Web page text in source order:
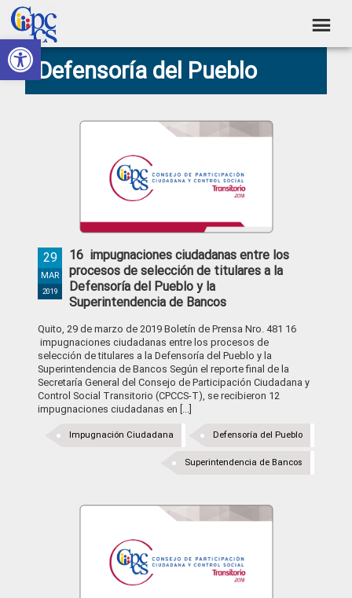
Abrir barra de herramientas
Skip
to
primary
navigation
Skip
to
main
content
Skip
to
primary
sidebar
Skip
to
footer
Consejo
de
Ciudadana
Construyendo
Poder
Ciudadano
Defensoría del Pueblo
16 impugnaciones ciudadanas entre los
procesos de selección de titulares a la
Defensoría del Pueblo y la
Superintendencia de Bancos
29
MAR
2019
Quito, 29 de marzo de 2019 Boletín de Prensa Nro. 481 16
impugnaciones ciudadanas entre los procesos de
selección de titulares a la Defensoría del Pueblo y la
Superintendencia de Bancos Según el reporte final de la
Secretaría General del Consejo de Participación Ciudadana y
Control Social Transitorio (CPCCS-T), se recibieron 12
impugnaciones ciudadanas en [...]
Defensoría del Pueblo
Impugnación Ciudadana
Superintendencia de Bancos